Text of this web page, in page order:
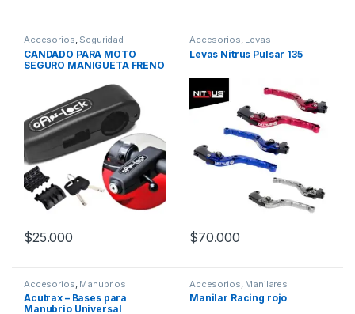
Accesorios, Seguridad
CANDADO PARA MOTO
SEGURO MANIGUETA FRENO
$25.000
Accesorios, Levas
Levas Nitrus Pulsar 135
$70.000
Accesorios Manubrios
Acutrax – Bases para
Manubrio Universal
Accesorios Manilares
Manilar Racing rojo